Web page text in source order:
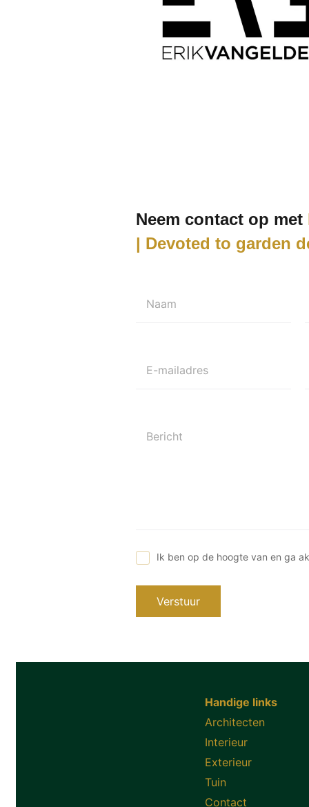
Neem contact op met
| Devoted to garden
Naam
E-mailadres
Bericht
Ik ben op de hoogte van en ga
Verstuur
Handige links
Architecten
Interieur
Exterieur
Tuin
Contact